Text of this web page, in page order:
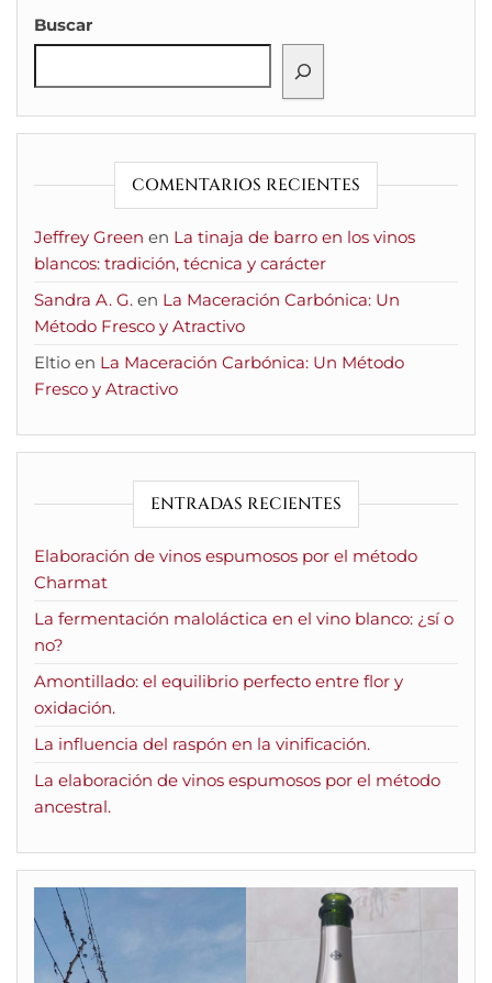
Buscar
COMENTARIOS RECIENTES
Jeffrey Green en La tinaja de barro en los vinos
blancos: tradición, técnica y carácter
Sandra A. G. en La Maceración Carbónica: Un
Método Fresco y Atractivo
Eltio en La Maceración Carbónica: Un Método
Fresco y Atractivo
ENTRADAS RECIENTES
Elaboración de vinos espumosos por el método
Charmat
La fermentación maloláctica en el vino blanco: ¿sí o
no?
Amontillado: el equilibrio perfecto entre flor y
oxidación.
La influencia del raspón en la vinificación.
La elaboración de vinos espumosos por el método
ancestral.